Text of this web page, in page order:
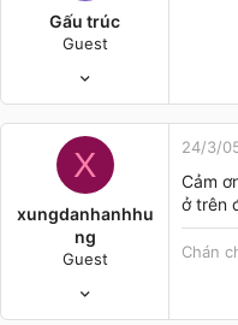
Gấu trúc
Guest
0
X
xungdanhanhhu
ng
Guest
24/3/
Cảm
ở trên
Chán